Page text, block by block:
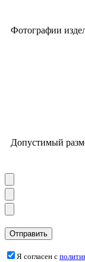
Фотографии
Допустимый
Я согласен с